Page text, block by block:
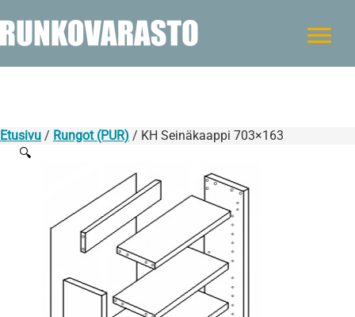
Etusivu / Rungot (PUR) / KH Seinäkaappi 703×163
🔍